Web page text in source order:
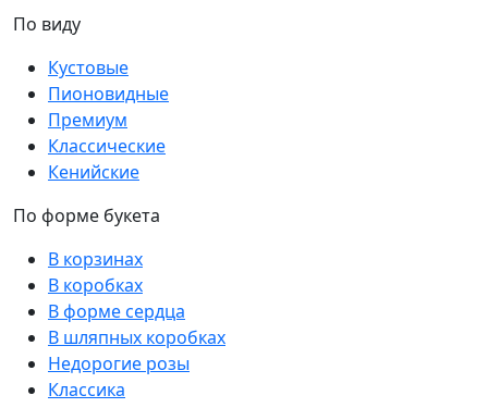
По виду
Кустовые
Пионовидные
Премиум
Классические
Кенийские
По форме букета
В корзинах
В коробках
В форме сердца
В шляпных коробках
Недорогие розы
Классика